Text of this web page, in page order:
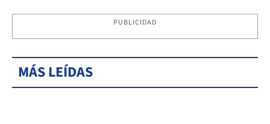
PUBLICIDAD
MÁS LEÍDAS